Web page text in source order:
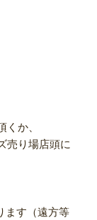
か、
売り場店頭に
ます（遠方等